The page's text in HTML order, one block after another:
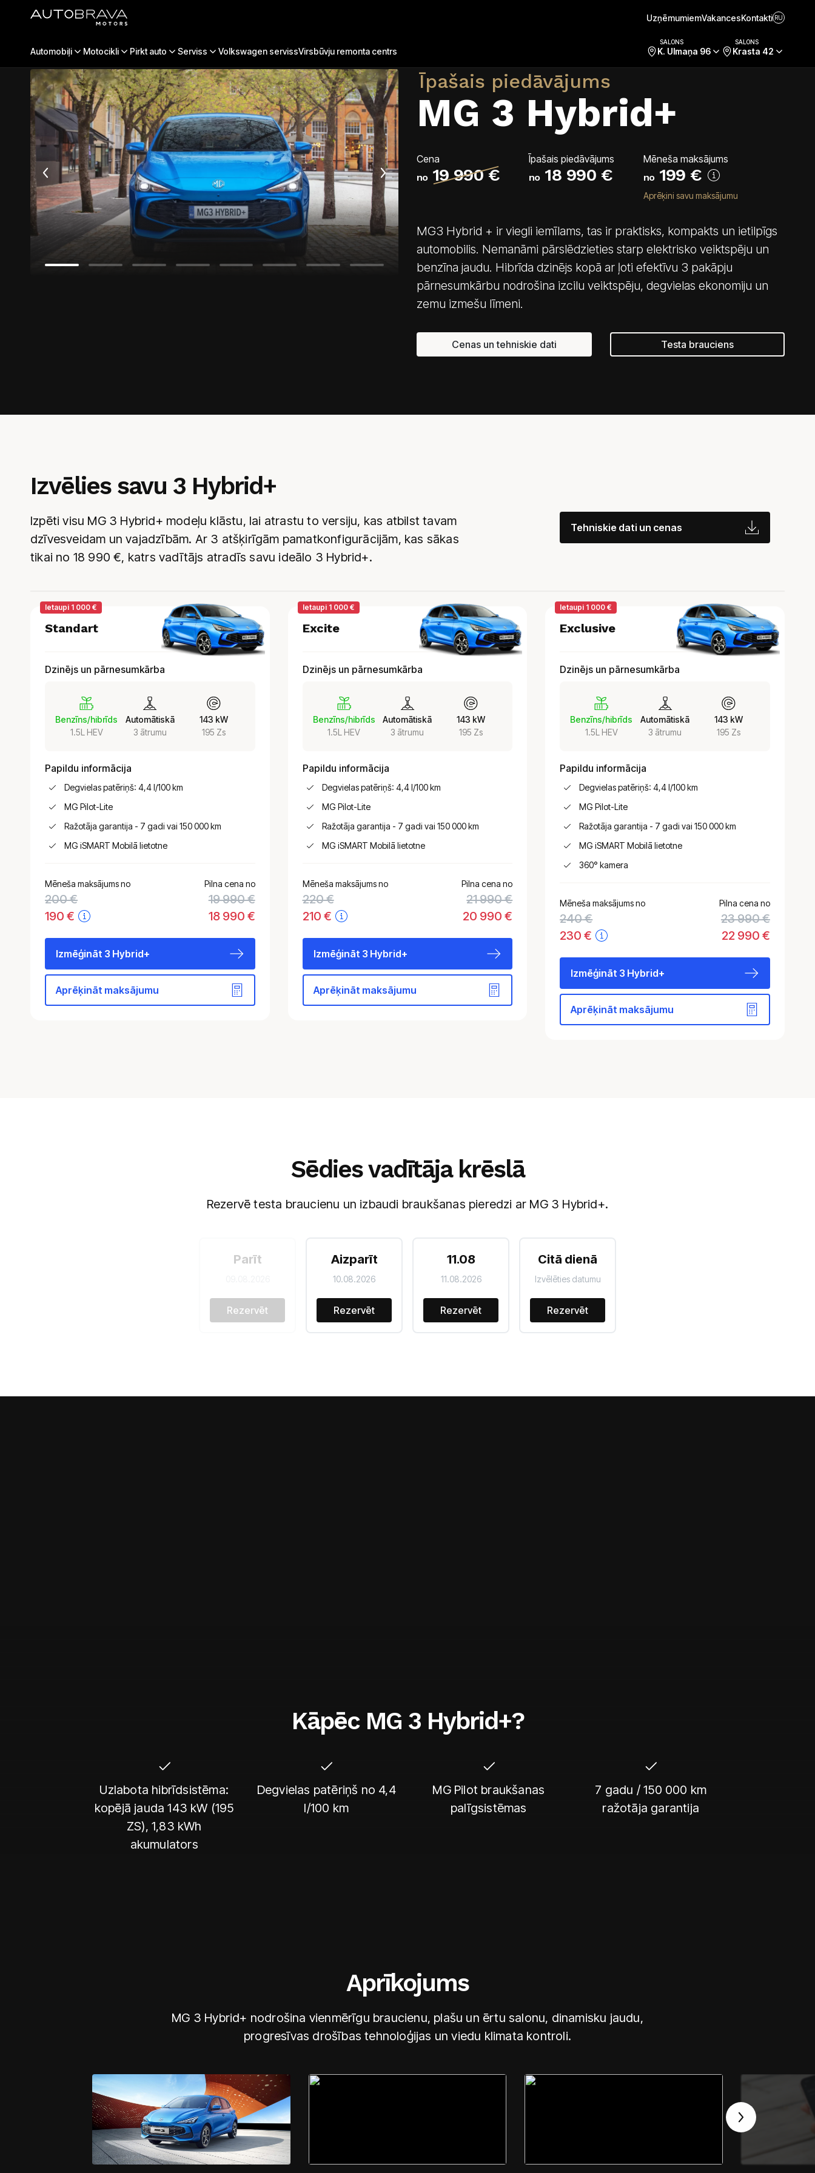
UzņēmumiemVakancesKontakti RU
Automobiļi Motocikli Pirkt auto Serviss Volkswagen servissVirsbūvju remonta centrs
SALONS
K. Ulmaņa 96
SALONS
Krasta 42
MG 3 Hybrid+ Uzmanības centrā Aprīkojums
Jauni auto MG 3 Hybrid+
Īpašais piedāvājums
MG 3 Hybrid+
Cena
no 19 990 €
Īpašais piedāvājums
no18 990 €
Mēneša maksājums
no 199 €
Aprēķini savu maksājumu
MG3 Hybrid + ir viegli iemīlams, tas ir praktisks, kompakts un ietilpīgs
automobilis. Nemanāmi pārslēdzieties starp elektrisko veiktspēju un
benzīna jaudu. Hibrīda dzinējs kopā ar ļoti efektīvu 3 pakāpju
pārnesumkārbu nodrošina izcilu veiktspēju, degvielas ekonomiju un
zemu izmešu līmeni.
Cenas un tehniskie dati Testa brauciens
Izvēlies savu 3 Hybrid+
Izpēti visu MG 3 Hybrid+ modeļu klāstu, lai atrastu to versiju, kas atbilst tavam
dzīvesveidam un vajadzībām. Ar 3 atšķirīgām pamatkonfigurācijām, kas sākas
tikai no 18 990 €, katrs vadītājs atradīs savu ideālo 3 Hybrid+.
Tehniskie dati un cenas
Ietaupi 1 000 €
Standart
Dzinējs un pārnesumkārba
Benzīns/hibrīds
1.5L HEV
Automātiskā
3 ātrumu
143 kW
195 Zs
Papildu informācija
Degvielas patēriņš: 4,4 l/100 km
MG Pilot-Lite
Ražotāja garantija - 7 gadi vai 150 000 km
MG iSMART Mobilā lietotne
Mēneša maksājums no
200€
Pilna cena no
19 990 €
190 € 18 990 €
Izmēģināt 3 Hybrid+
Aprēķināt maksājumu
Ietaupi 1 000 €
Excite
Dzinējs un pārnesumkārba
Benzīns/hibrīds
1.5L HEV
Automātiskā
3 ātrumu
143 kW
195 Zs
Papildu informācija
Degvielas patēriņš: 4,4 l/100 km
MG Pilot-Lite
Ražotāja garantija - 7 gadi vai 150 000 km
MG iSMART Mobilā lietotne
Mēneša maksājums no
220€
Pilna cena no
21 990 €
210 € 20 990 €
Izmēģināt 3 Hybrid+
Aprēķināt maksājumu
Ietaupi 1 000 €
Exclusive
Dzinējs un pārnesumkārba
Benzīns/hibrīds
1.5L HEV
Automātiskā
3 ātrumu
143 kW
195 Zs
Papildu informācija
Degvielas patēriņš: 4,4 l/100 km
MG Pilot-Lite
Ražotāja garantija - 7 gadi vai 150 000 km
MG iSMART Mobilā lietotne
360° kamera
Mēneša maksājums no
240€
Pilna cena no
23 990 €
230 € 22 990 €
Izmēģināt 3 Hybrid+
Aprēķināt maksājumu
Sēdies vadītāja krēslā
Rezervē testa braucienu un izbaudi braukšanas pieredzi ar MG 3 Hybrid+.
Parīt
Rezervēt
Aizparīt
10.08.2026
Rezervēt
11.08
11.08.2026
Rezervēt
Citā dienā
Izvēlēties datumu
Rezervēt
Kāpēc MG 3 Hybrid+?
Uzlabota hibrīdsistēma:
kopējā jauda 143 kW (195
ZS), 1,83 kWh
akumulators
Degvielas patēriņš no 4,4
l/100 km
MG Pilot braukšanas
palīgsistēmas
7 gadu / 150 000 km
ražotāja garantija
Aprīkojums
MG 3 Hybrid+ nodrošina vienmērīgu braucienu, plašu un ērtu salonu, dinamisku jaudu,
progresīvas drošības tehnoloģijas un viedu klimata kontroli.